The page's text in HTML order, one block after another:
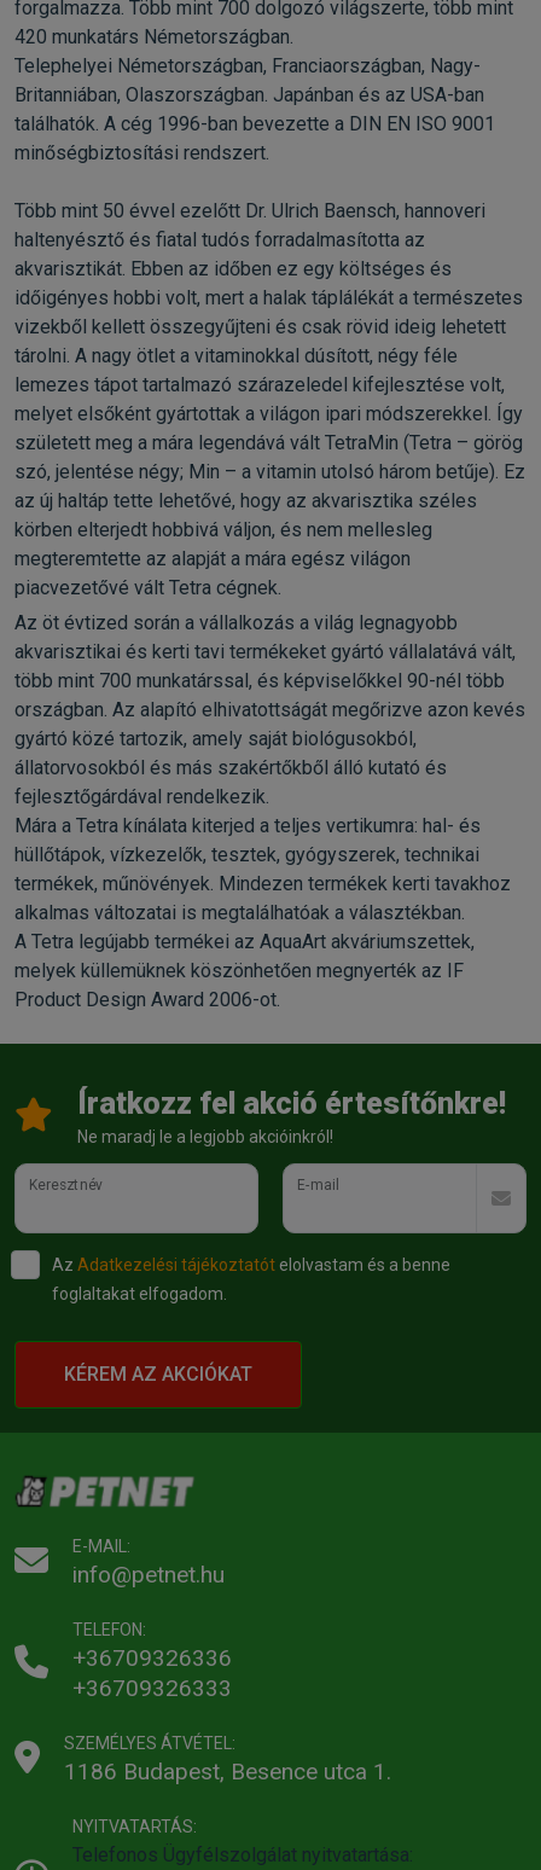
forgalmazza. Több mint 700 dolgozó világszerte, több mint
420 munkatárs Németországban.
Telephelyei Németországban, Franciaországban, Nagy-
Britanniában, Olaszországban. Japánban és az USA-ban
találhatók. A cég 1996-ban bevezette a DIN EN ISO 9001
minőségbiztosítási rendszert.
Több mint 50 évvel ezelőtt Dr. Ulrich Baensch, hannoveri
haltenyésztő és fiatal tudós forradalmasította az
akvarisztikát. Ebben az időben ez egy költséges és
időigényes hobbi volt, mert a halak táplálékát a természetes
vizekből kellett összegyűjteni és csak rövid ideig lehetett
tárolni. A nagy ötlet a vitaminokkal dúsított, négy féle
lemezes tápot tartalmazó szárazeledel kifejlesztése volt,
melyet elsőként gyártottak a világon ipari módszerekkel. Így
született meg a mára legendává vált TetraMin (Tetra – görög
szó, jelentése négy; Min – a vitamin utolsó három betűje). Ez
az új haltáp tette lehetővé, hogy az akvarisztika széles
körben elterjedt hobbivá váljon, és nem mellesleg
megteremtette az alapját a mára egész világon
piacvezetővé vált Tetra cégnek.
Az öt évtized során a vállalkozás a világ legnagyobb
akvarisztikai és kerti tavi termékeket gyártó vállalatává vált,
több mint 700 munkatárssal, és képviselőkkel 90-nél több
országban. Az alapító elhivatottságát megőrizve azon kevés
gyártó közé tartozik, amely saját biológusokból,
állatorvosokból és más szakértőkből álló kutató és
fejlesztőgárdával rendelkezik.
Mára a Tetra kínálata kiterjed a teljes vertikumra: hal- és
hüllőtápok, vízkezelők, tesztek, gyógyszerek, technikai
termékek, műnövények. Mindezen termékek kerti tavakhoz
alkalmas változatai is megtalálhatóak a választékban.
A Tetra legújabb termékei az AquaArt akváriumszettek,
melyek küllemüknek köszönhetően megnyerték az IF
Product Design Award 2006-ot.
Íratkozz fel akció értesítőnkre!
Ne maradj le a legjobb akcióinkról!
Keresztnév E-mail
Az Adatkezelési tájékoztatót elolvastam és a benne
foglaltakat elfogadom.
KÉREM AZ AKCIÓKAT
E-MAIL:
info@petnet.hu
TELEFON:
+36709326336
+36709326333
SZEMÉLYES ÁTVÉTEL:
1186 Budapest, Besence utca 1.
NYITVATARTÁS:
Telefonos Ügyfélszolgálat nyitvatartása: